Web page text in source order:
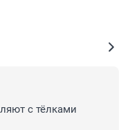
с тёлками